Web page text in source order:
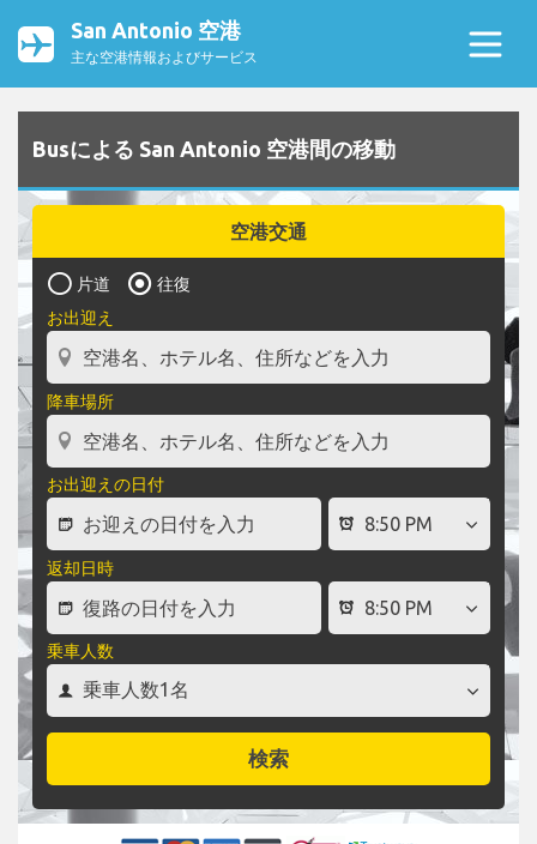
San Antonio 空港
主な空港情報およびサービス
Busによる San Antonio 空港間の移動
空港交通
片道
往復
お出迎え
降車場所
お出迎えの日付
返却日時
乗車人数
検索